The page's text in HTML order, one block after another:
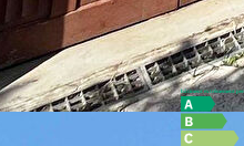
énergétiques